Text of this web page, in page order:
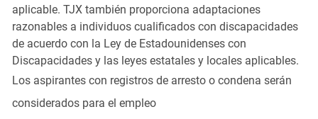
aplicable. TJX también proporciona adaptaciones
razonables a individuos cualificados con discapacidades
de acuerdo con la Ley de Estadounidenses con
Discapacidades y las leyes estatales y locales aplicables.
Los aspirantes con registros de arresto o condena serán
considerados para el empleo